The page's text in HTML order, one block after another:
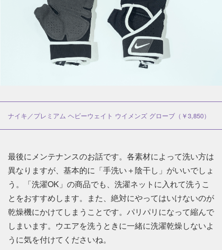
ナイキ／プレミアム ヘビーウェイト ウイメンズ グローブ（￥3,850）
最後にメンテナンスのお話です。各素材によって洗い方は
異なりますが、基本的に「手洗い＋陰干し」がいいでしょ
う。「洗濯OK」の商品でも、洗濯ネットに入れて洗うこ
とをおすすめします。また、絶対にやってはいけないのが
乾燥機にかけてしまうことです。パリパリになって縮んで
しまいます。ウエアを洗うときに一緒に洗濯乾燥しないよ
うに気を付けてくださいね。